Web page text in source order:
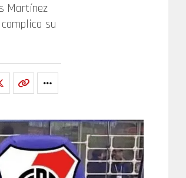
Martínez
su